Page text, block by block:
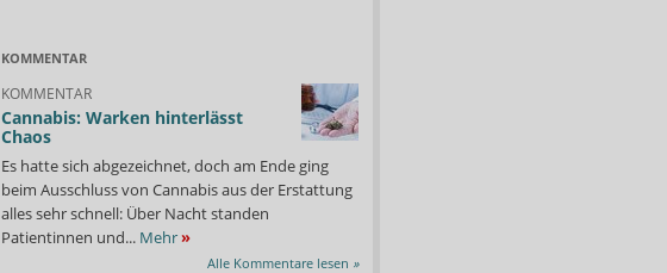
KOMMENTAR
KOMMENTAR
Cannabis: Warken hinterlässt
Chaos
Es hatte sich abgezeichnet, doch am Ende ging
beim Ausschluss von Cannabis aus der Erstattung
alles sehr schnell: Über Nacht standen
Patientinnen und... Mehr»
Alle Kommentare lesen »